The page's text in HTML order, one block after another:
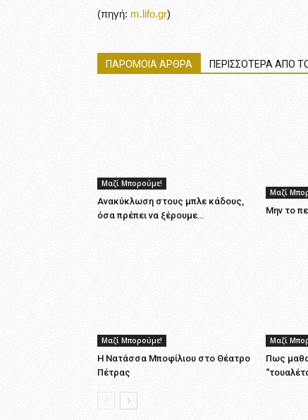
(πηγή: m.lifo.gr)
ΠΑΡΟΜΟΙΑ ΑΡΘΡΑ ΠΕΡΙΣΣΟΤΕΡΑ ΑΠΟ
Μαζί Μπορούμε!
Ανακύκλωση στους μπλε κάδους,
όσα πρέπει να ξέρουμε…
Μαζί
Μην το
Μαζί Μπορούμε!
Η Νατάσσα Μποφίλιου στο Θέατρο
Πέτρας
Μαζί
Πως